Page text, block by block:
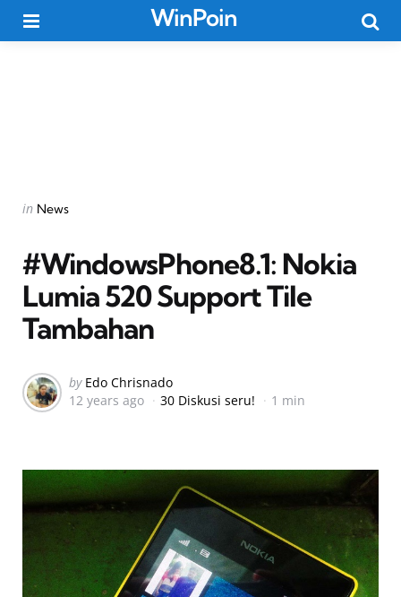
WinPoin
Categories
Posted
in News
#WindowsPhone8.1: Nokia
Lumia 520 Support Tile
Tambahan
Posted
by
by Edo Chrisnado
12 years ago
30 Diskusi seru! 1 min